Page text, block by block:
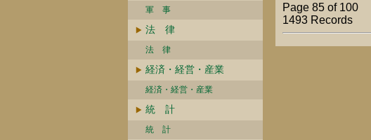
軍 事
法 律
法 律
経済・経営・産業
経済・経営・産業
統 計
統 計
Page 85 of 100
1493 Records